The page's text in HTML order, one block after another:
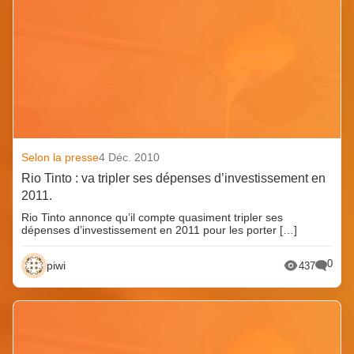
Selon la presse4 Déc. 2010
Rio Tinto : va tripler ses dépenses d’investissement en
2011.
Rio Tinto annonce qu’il compte quasiment tripler ses
dépenses d’investissement en 2011 pour les porter […]
piwi 437 0